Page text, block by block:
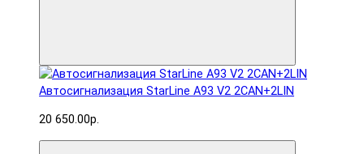
Автосигнализация StarLine A93 V2 2CAN+2LIN
20 650.00р.